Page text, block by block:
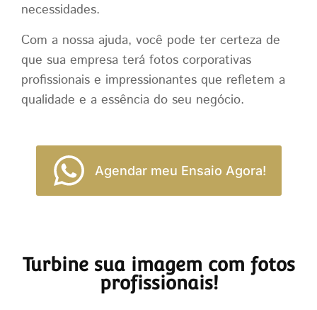
necessidades.
Com a nossa ajuda, você pode ter certeza de
que sua empresa terá fotos corporativas
profissionais e impressionantes que refletem a
qualidade e a essência do seu negócio.
Agendar meu Ensaio Agora!
Turbine sua imagem com fotos
profissionais!